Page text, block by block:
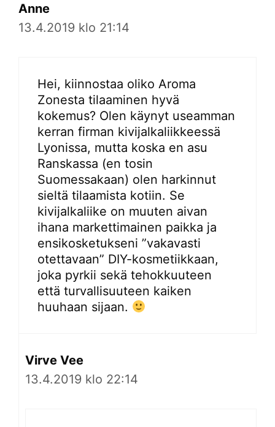
Anne
13.4.2019 klo 21:14
Hei, kiinnostaa oliko Aroma
Zonesta tilaaminen hyvä
kokemus? Olen käynyt useamman
kerran firman kivijalkaliikkeessä
Lyonissa, mutta koska en asu
Ranskassa (en tosin
Suomessakaan) olen harkinnut
sieltä tilaamista kotiin. Se
kivijalkaliike on muuten aivan
ihana markettimainen paikka ja
ensikosketukseni ”vakavasti
otettavaan” DIY-kosmetiikkaan,
joka pyrkii sekä tehokkuuteen
että turvallisuuteen kaiken
huuhaan sijaan.
Virve Vee
13.4.2019 klo 22:14